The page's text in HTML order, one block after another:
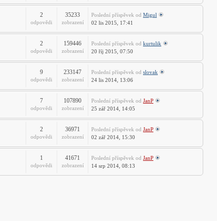
2
odpovědi
35233
zobrazení
Poslední příspěvek od Migul
02 lis 2015, 17:41
2
odpovědi
159446
zobrazení
Poslední příspěvek od kurtulik
20 říj 2015, 07:50
9
odpovědi
233147
zobrazení
Poslední příspěvek od slovak
24 lis 2014, 13:06
7
odpovědi
107890
zobrazení
Poslední příspěvek od JanP
25 zář 2014, 14:05
2
odpovědi
36971
zobrazení
Poslední příspěvek od JanP
02 zář 2014, 15:30
1
odpovědi
41671
zobrazení
Poslední příspěvek od JanP
14 srp 2014, 08:13